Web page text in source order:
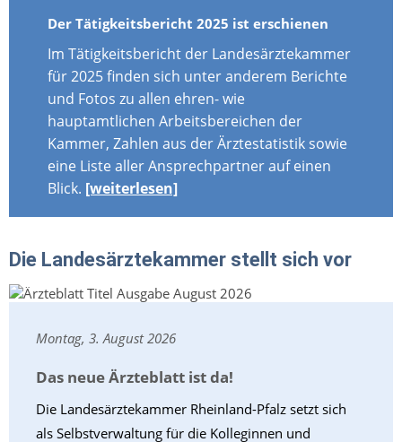
Der Tätigkeitsbericht 2025 ist erschienen
Im Tätigkeitsbericht der Landesärztekammer
für 2025 finden sich unter anderem Berichte
und Fotos zu allen ehren- wie
hauptamtlichen Arbeitsbereichen der
Kammer, Zahlen aus der Ärztestatistik sowie
eine Liste aller Ansprechpartner auf einen
Blick. [weiterlesen]
Die Landesärztekammer stellt sich vor
Montag, 3. August 2026
Das neue Ärzteblatt ist da!
Die Landesärztekammer Rheinland-Pfalz setzt sich
als Selbstverwaltung für die Kolleginnen und